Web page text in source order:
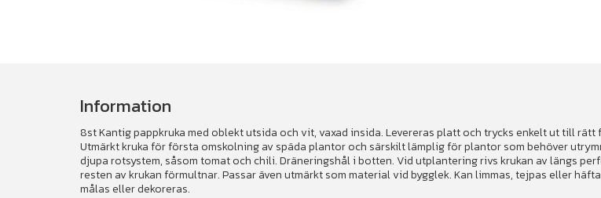
Information
8st Kantig pappkruka med oblekt utsida och vit, vaxad insida. Levereras platt och trycks enkelt ut till rätt
Utmärkt kruka för första omskolning av späda plantor och särskilt lämplig för plantor som behöver
djupa rotsystem, såsom tomat och chili. Dräneringshål i botten. Vid utplantering rivs krukan av längs
resten av krukan förmultnar. Passar även utmärkt som material vid bygglek. Kan limmas, tejpas eller
målas eller dekoreras.